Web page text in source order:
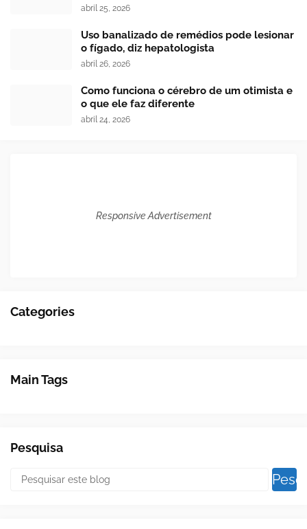
abril 25, 2026
Uso banalizado de remédios pode lesionar
o fígado, diz hepatologista
abril 26, 2026
Como funciona o cérebro de um otimista e
o que ele faz diferente
abril 24, 2026
Responsive Advertisement
Categories
Main Tags
Pesquisa